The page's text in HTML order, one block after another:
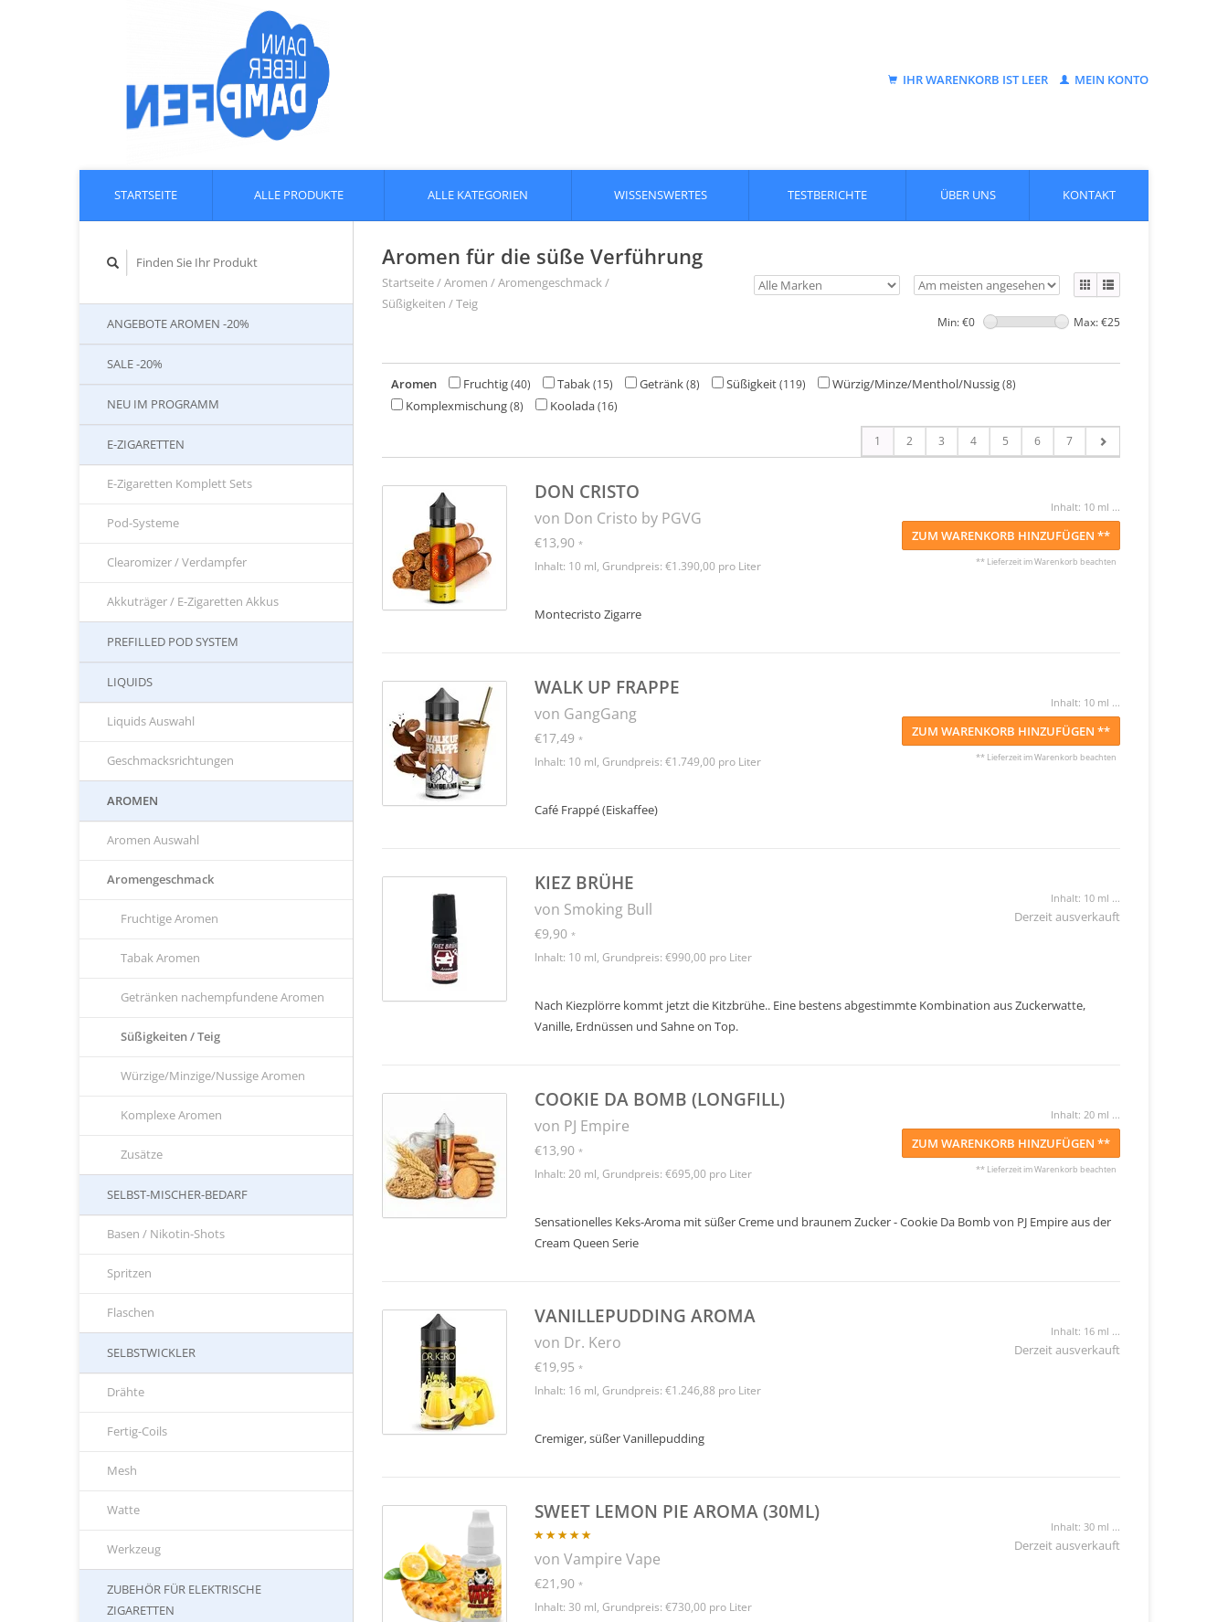
IHR WARENKORB IST LEER MEIN KONTO
STARTSEITE ALLE PRODUKTE ALLE KATEGORIEN WISSENSWERTES TESTBERICHTE ÜBER UNS KONTAKT
ANGEBOTE AROMEN -20%
SALE -20%
NEU IM PROGRAMM
E-ZIGARETTEN
E-Zigaretten Komplett Sets
Pod-Systeme
Clearomizer / Verdampfer
Akkuträger / E-Zigaretten Akkus
PREFILLED POD SYSTEM
LIQUIDS
Liquids Auswahl
Geschmacksrichtungen
AROMEN
Aromen Auswahl
Aromengeschmack
Fruchtige Aromen
Tabak Aromen
Getränken nachempfundene Aromen
Süßigkeiten / Teig
Würzige/Minzige/Nussige Aromen
Komplexe Aromen
Zusätze
SELBST-MISCHER-BEDARF
Basen / Nikotin-Shots
Spritzen
Flaschen
SELBSTWICKLER
Drähte
Fertig-Coils
Mesh
Watte
Werkzeug
ZUBEHÖR FÜR ELEKTRISCHE
ZIGARETTEN
Aromen für die süße Verführung
Startseite/Aromen /Aromengeschmack/
Süßigkeiten / Teig
Min: €0 Max: €25
Aromen Fruchtig(40) Tabak(15) Getränk(8) Süßigkeit(119) Würzig/Minze/Menthol/Nussig(8)
Komplexmischung(8) Koolada(16)
1 2 3 4 5 6 7
DON CRISTO
von Don Cristo by PGVG
€13,90 *
Inhalt: 10 ml, Grundpreis: €1.390,00 pro Liter
Inhalt: 10 ml ...
ZUM WARENKORB HINZUFÜGEN **
** Lieferzeit im Warenkorb beachten
Montecristo Zigarre
WALK UP FRAPPE
von GangGang
€17,49 *
Inhalt: 10 ml, Grundpreis: €1.749,00 pro Liter
Inhalt: 10 ml ...
ZUM WARENKORB HINZUFÜGEN **
** Lieferzeit im Warenkorb beachten
Café Frappé (Eiskaffee)
KIEZ BRÜHE
von Smoking Bull
€9,90 *
Inhalt: 10 ml, Grundpreis: €990,00 pro Liter
Inhalt: 10 ml ...
Derzeit ausverkauft
Nach Kiezplörre kommt jetzt die Kitzbrühe.. Eine bestens abgestimmte Kombination aus Zuckerwatte,
Vanille, Erdnüssen und Sahne on Top.
COOKIE DA BOMB (LONGFILL)
von PJ Empire
€13,90 *
Inhalt: 20 ml, Grundpreis: €695,00 pro Liter
Inhalt: 20 ml ...
ZUM WARENKORB HINZUFÜGEN **
** Lieferzeit im Warenkorb beachten
Sensationelles Keks-Aroma mit süßer Creme und braunem Zucker - Cookie Da Bomb von PJ Empire aus der
Cream Queen Serie
VANILLEPUDDING AROMA
von Dr. Kero
€19,95 *
Inhalt: 16 ml, Grundpreis: €1.246,88 pro Liter
Inhalt: 16 ml ...
Derzeit ausverkauft
Cremiger, süßer Vanillepudding
SWEET LEMON PIE AROMA (30ML)
von Vampire Vape
€21,90 *
Inhalt: 30 ml, Grundpreis: €730,00 pro Liter
Inhalt: 30 ml ...
Derzeit ausverkauft